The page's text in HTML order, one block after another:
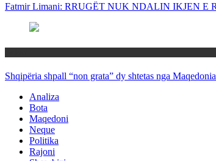
Fatmir Limani: RRUGËT NUK NDALIN IKJEN E
Shqipëria shpall “non grata” dy shtetas nga
Analiza
Bota
Maqedoni
Neque
Politika
Rajoni